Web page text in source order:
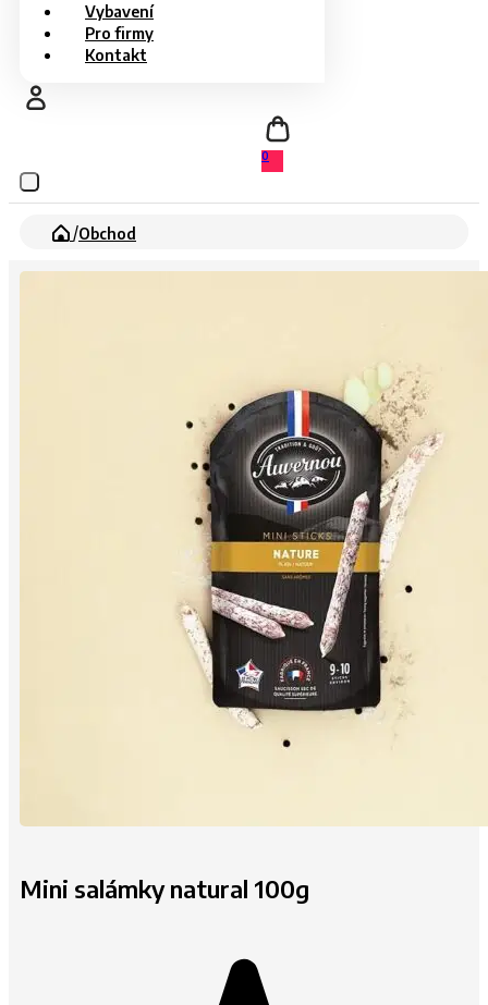
Vybavení
Pro firmy
Kontakt
0
/Obchod
Mini salámky natural 100g